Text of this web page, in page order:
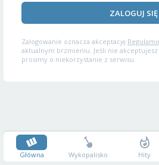
ZALOGUJ SIĘ
Zalogowanie oznacza akceptację
aktualnym brzmieniu. Jeśli nie akceptujesz
prosimy o niekorzystanie z serwisu.
Główna Wykopalisko Hity